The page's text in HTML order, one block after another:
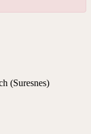
(Suresnes)